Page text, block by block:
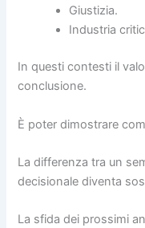
Giustizia.
Industria
In questi contesti il
conclusione.
È poter dimostrare
La differenza tra un
decisionale diventa
La sfida dei prossimi